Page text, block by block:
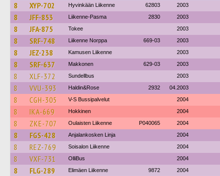
8 XYP-702 Hyvinkään Liikenne 62803 2003
8 JFF-853 Liikenne-Pasma 2830 2003
8 JFA-875 Tokee 2003
8 SRF-748 Liikenne Norppa 669-03 2003
8 JEZ-238 Kamusen Liikenne 2003
8 SRF-637 Makkonen 629-03 2003
8 XLF-372 Sundellbus 2003
8 VVU-393 Haldin&Rose 2932 04.2003
8 CGH-305 V-S Bussipalvelut 2004
8 IKA-669 Hokkinen 2004
8 ZKE-707 Oulaisten Liikenne P040065 2004
8 FGS-428 Anjalankosken Linja 2004
8 REZ-769 Soisalon Liikenne 2004
8 VXF-731 OlliBus 2004
8 FLG-289 Elimäen Liikenne 9872 2004